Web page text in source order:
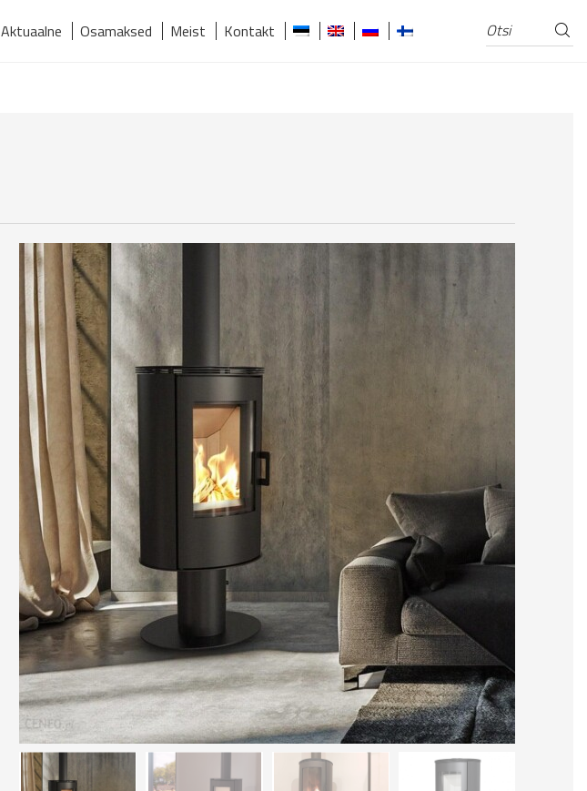
Aktuaalne Osamaksed Meist Kontakt Otsi: